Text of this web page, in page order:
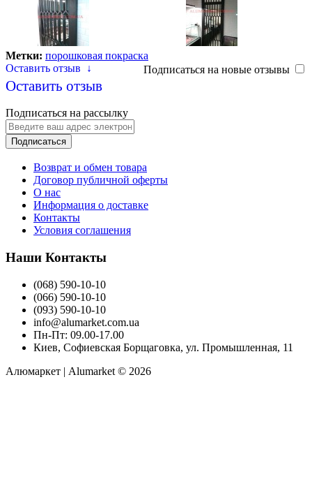
Метки: порошковая покраска
Подписаться на новые отзывы
Оставить отзыв ↓
Оставить отзыв
Подписаться на рассылку
Подписаться
Возврат и обмен товара
Договор публичной оферты
О нас
Информация о доставке
Контакты
Условия соглашения
Наши Контакты
(068) 590-10-10
(066) 590-10-10
(093) 590-10-10
info@alumarket.com.ua
Пн-Пт: 09.00-17.00
Киев, Софиевская Борщаговка, ул. Промышленная, 11
Алюмаркет | Alumarket © 2026